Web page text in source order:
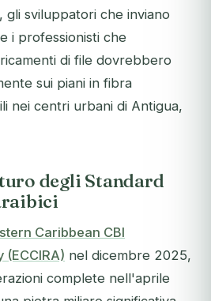
sviluppatori che inviano
i professionisti che
di file dovrebbero
sui piani in fibra
nei centri urbani di Antigua,
degli Standard
Caribbean CBI
nel dicembre 2025,
complete nell'aprile